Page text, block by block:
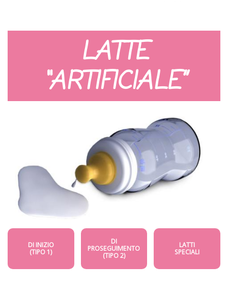
LATTE
“ARTIFICIALE”
DI INIZIO
(TIPO 1)
DI
PROSEGUIMENTO
(TIPO 2)
LATTI
SPECIALI